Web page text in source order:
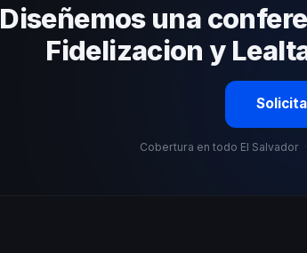
Diseñemos una
Fidelizacion y
Cobertura en todo El Salvador ·